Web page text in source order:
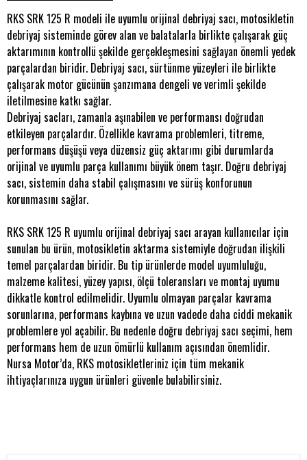
RKS SRK 125 R modeli ile uyumlu orijinal debriyaj sacı, motosikletin
debriyaj sisteminde görev alan ve balatalarla birlikte çalışarak güç
aktarımının kontrollü şekilde gerçekleşmesini sağlayan önemli yedek
parçalardan biridir. Debriyaj sacı, sürtünme yüzeyleri ile birlikte
çalışarak motor gücünün şanzımana dengeli ve verimli şekilde
iletilmesine katkı sağlar.
Debriyaj sacları, zamanla aşınabilen ve performansı doğrudan
etkileyen parçalardır. Özellikle kavrama problemleri, titreme,
performans düşüşü veya düzensiz güç aktarımı gibi durumlarda
orijinal ve uyumlu parça kullanımı büyük önem taşır. Doğru debriyaj
sacı, sistemin daha stabil çalışmasını ve sürüş konforunun
korunmasını sağlar.
RKS SRK 125 R uyumlu orijinal debriyaj sacı arayan kullanıcılar için
sunulan bu ürün, motosikletin aktarma sistemiyle doğrudan ilişkili
temel parçalardan biridir. Bu tip ürünlerde model uyumluluğu,
malzeme kalitesi, yüzey yapısı, ölçü toleransları ve montaj uyumu
dikkatle kontrol edilmelidir. Uyumlu olmayan parçalar kavrama
sorunlarına, performans kaybına ve uzun vadede daha ciddi mekanik
problemlere yol açabilir. Bu nedenle doğru debriyaj sacı seçimi, hem
performans hem de uzun ömürlü kullanım açısından önemlidir.
Nursa Motor’da, RKS motosikletleriniz için tüm mekanik
ihtiyaçlarınıza uygun ürünleri güvenle bulabilirsiniz.